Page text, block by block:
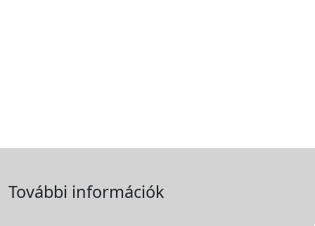
További információk